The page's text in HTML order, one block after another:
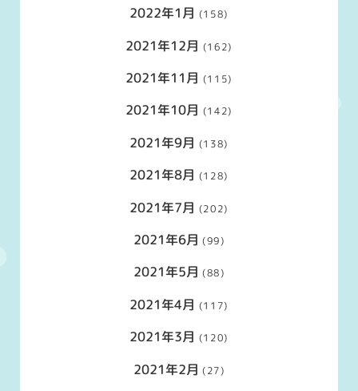
2022年1月 (158)
2021年12月 (162)
2021年11月 (115)
2021年10月 (142)
2021年9月 (138)
2021年8月 (128)
2021年7月 (202)
2021年6月 (99)
2021年5月 (88)
2021年4月 (117)
2021年3月 (120)
2021年2月 (27)